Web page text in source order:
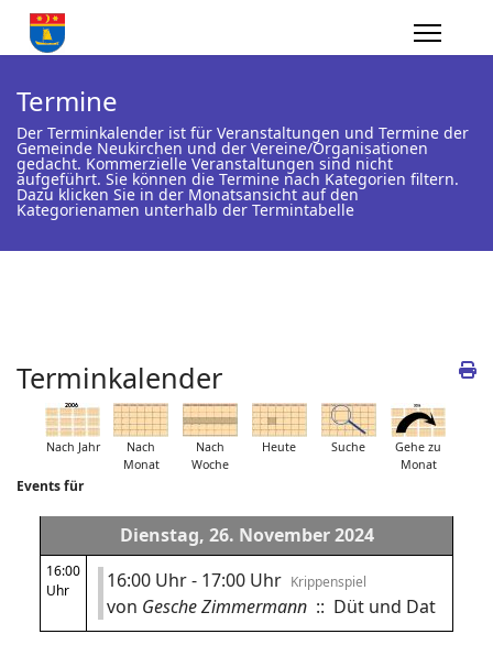
Termine
Der Terminkalender ist für Veranstaltungen und Termine der
Gemeinde Neukirchen und der Vereine/Organisationen
gedacht. Kommerzielle Veranstaltungen sind nicht
aufgeführt. Sie können die Termine nach Kategorien filtern.
Dazu klicken Sie in der Monatsansicht auf den
Kategorienamen unterhalb der Termintabelle
Terminkalender
Nach Jahr
Nach
Monat
Nach
Woche
Heute Suche
Gehe zu
Monat
Events für
Dienstag, 26. November 2024
16:00
Uhr
16:00 Uhr - 17:00 Uhr Krippenspiel
von Gesche Zimmermann :: Düt und Dat